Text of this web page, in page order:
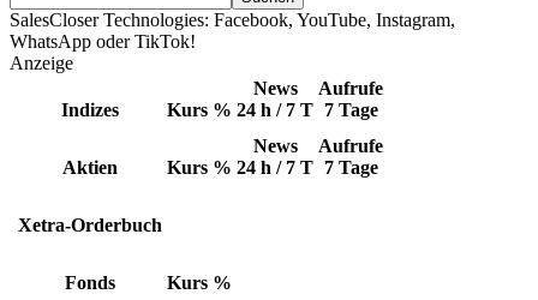
SalesCloser Technologies: Facebook, YouTube, Instagram,
WhatsApp oder TikTok!
Anzeige
Indizes Kurs %
News
24 h / 7 T
Aufrufe
7 Tage
Aktien Kurs %
News
24 h / 7 T
Aufrufe
7 Tage
Xetra-Orderbuch
Fonds Kurs %